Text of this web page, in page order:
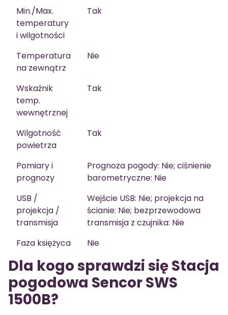
Min./Max.
temperatury
i wilgotności
Tak
Temperatura
na zewnątrz
Nie
Wskaźnik
temp.
wewnętrznej
Tak
Wilgotność
powietrza
Tak
Pomiary i
prognozy
Prognoza pogody: Nie; ciśnienie
barometryczne: Nie
USB /
projekcja /
transmisja
Wejście USB: Nie; projekcja na
ścianie: Nie; bezprzewodowa
transmisja z czujnika: Nie
Faza księżyca
Nie
Dla kogo sprawdzi się Stacja
pogodowa Sencor SWS
1500B?